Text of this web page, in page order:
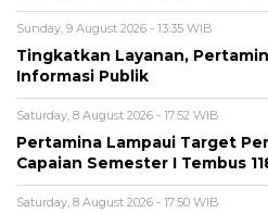
Sunday, 9 August 2026 - 13:35 WIB
Tingkatkan Layanan,
Informasi Publik
Saturday, 8 August 2026 - 17:52 WIB
Pertamina Lampaui Target
Capaian Semester I Tembus
Saturday, 8 August 2026 - 17:50 WIB